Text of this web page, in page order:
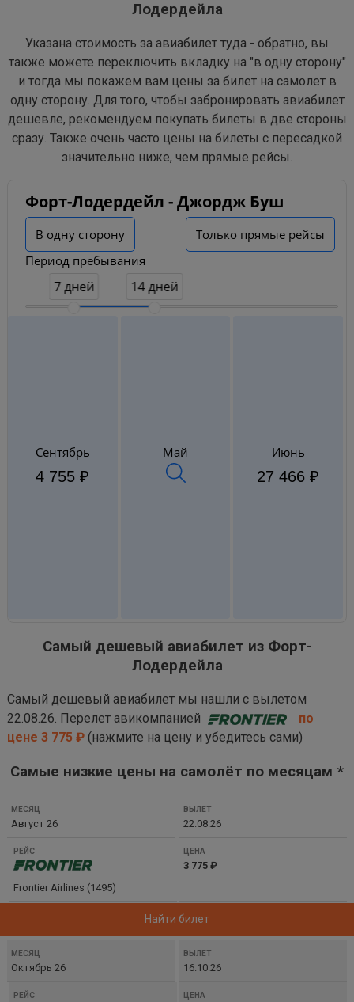
Лодердейла
Указана стоимость за авиабилет туда - обратно, вы
также можете переключить вкладку на "в одну сторону"
и тогда мы покажем вам цены за билет на самолет в
одну сторону. Для того, чтобы забронировать авиабилет
дешевле, рекомендуем покупать билеты в две стороны
сразу. Также очень часто цены на билеты с пересадкой
значительно ниже, чем прямые рейсы.
Форт-Лодердейл - Джордж Буш
В одну сторону
Только прямые рейсы
Период пребывания
7 дней 14 дней
Сентябрь
4 755 ₽
Май Июнь
27 466 ₽
Самый дешевый авиабилет из Форт-
Лодердейла
Самый дешевый авиабилет мы нашли с вылетом
22.08.26. Перелет авикомпанией
по
цене 3 775 ₽ (нажмите на цену и убедитесь сами)
Самые низкие цены на самолёт по месяцам *
МЕСЯЦ
ВЫЛЕТ
РЕЙС
Август 26 22.08.26
Frontier Airlines (1495)
3 775 ₽
Найти билет
Октябрь 26 16.10.26